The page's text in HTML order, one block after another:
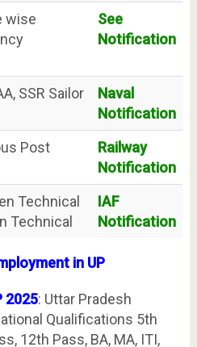
wise
See
Notification
SSR Sailor
Naval
Notification
Post
Railway
Notification
Technical
Technical
IAF
Notification
in UP
2025: Uttar Pradesh
Qualifications 5th
12th Pass, BA, MA, ITI,